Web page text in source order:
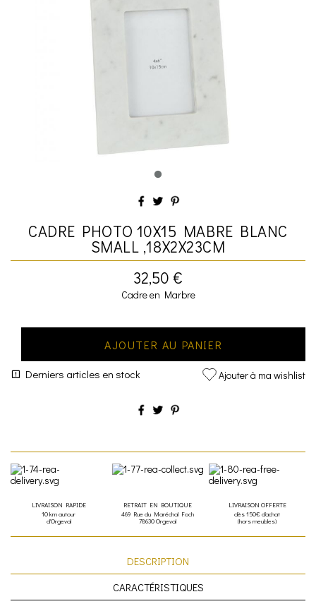
CADRE PHOTO 10X15 MABRE BLANC
SMALL ,18X2X23CM
32,50 €
Cadre en Marbre
AJOUTER AU PANIER
Derniers articles en stock Ajouter à ma wishlist
LIVRAISON RAPIDE
10 km autour
d'Orgeval
RETRAIT EN BOUTIQUE
469 Rue du Maréchal Foch
78630 Orgeval
LIVRAISON OFFERTE
dès 150€ d'achat
(hors meubles)
DESCRIPTION
CARACTÉRISTIQUES